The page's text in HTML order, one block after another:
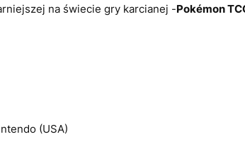
na świecie gry karcianej -Pokémon
(USA)